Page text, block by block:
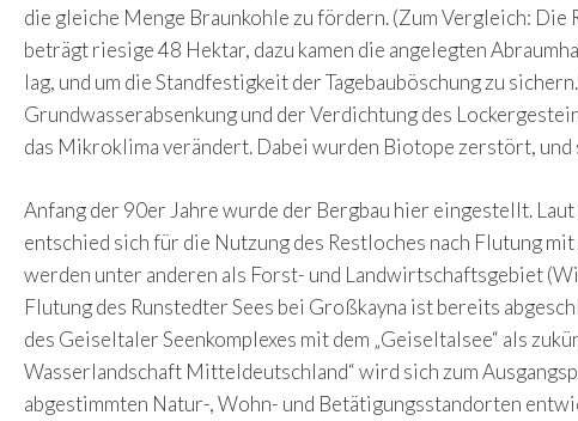
die gleiche Menge Braunkohle zu fördern. (Zum Vergleich:
beträgt riesige 48 Hektar, dazu kamen die angelegten
lag, und um die Standfestigkeit der Tagebauböschung zu
Grundwasserabsenkung und der Verdichtung des
das Mikroklima verändert. Dabei wurden Biotope zerstört,
Anfang der 90er Jahre wurde der Bergbau hier eingestellt.
entschied sich für die Nutzung des Restloches nach Flutung
werden unter anderen als Forst- und Landwirtschaftsgebiet
Flutung des Runstedter Sees bei Großkayna ist bereits
des Geiseltaler Seenkomplexes mit dem „Geiseltalsee“ als
Wasserlandschaft Mitteldeutschland“ wird sich zum
abgestimmten Natur-, Wohn- und Betätigungsstandorten